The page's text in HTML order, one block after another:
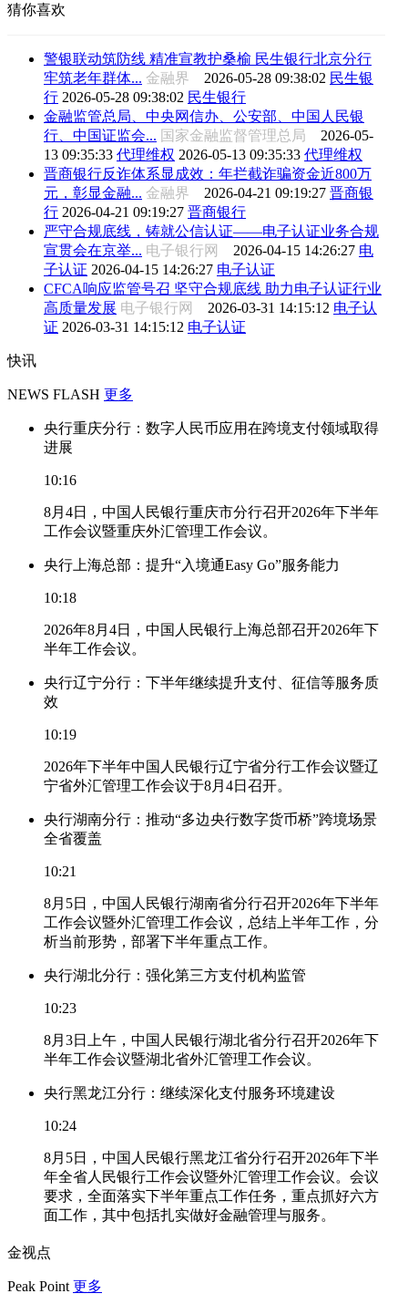
猜你喜欢
警银联动筑防线 精准宣教护桑榆 民生银行北京分行
牢筑老年群体... 金融界 2026-05-28 09:38:02 民生银
行 2026-05-28 09:38:02 民生银行
金融监管总局、中央网信办、公安部、中国人民银
行、中国证监会... 国家金融监督管理总局 2026-05-
13 09:35:33 代理维权 2026-05-13 09:35:33 代理维权
晋商银行反诈体系显成效：年拦截诈骗资金近800万
元，彰显金融... 金融界 2026-04-21 09:19:27 晋商银
行 2026-04-21 09:19:27 晋商银行
严守合规底线，铸就公信认证——电子认证业务合规
宣贯会在京举... 电子银行网 2026-04-15 14:26:27 电
子认证 2026-04-15 14:26:27 电子认证
CFCA响应监管号召 坚守合规底线 助力电子认证行业
高质量发展 电子银行网 2026-03-31 14:15:12 电子认
证 2026-03-31 14:15:12 电子认证
快讯
NEWS FLASH 更多
央行重庆分行：数字人民币应用在跨境支付领域取得
进展
10:16
8月4日，中国人民银行重庆市分行召开2026年下半年
工作会议暨重庆外汇管理工作会议。
央行上海总部：提升“入境通Easy Go”服务能力
10:18
2026年8月4日，中国人民银行上海总部召开2026年下
半年工作会议。
央行辽宁分行：下半年继续提升支付、征信等服务质
效
10:19
2026年下半年中国人民银行辽宁省分行工作会议暨辽
宁省外汇管理工作会议于8月4日召开。
央行湖南分行：推动“多边央行数字货币桥”跨境场景
全省覆盖
10:21
8月5日，中国人民银行湖南省分行召开2026年下半年
工作会议暨外汇管理工作会议，总结上半年工作，分
析当前形势，部署下半年重点工作。
央行湖北分行：强化第三方支付机构监管
10:23
8月3日上午，中国人民银行湖北省分行召开2026年下
半年工作会议暨湖北省外汇管理工作会议。
央行黑龙江分行：继续深化支付服务环境建设
10:24
8月5日，中国人民银行黑龙江省分行召开2026年下半
年全省人民银行工作会议暨外汇管理工作会议。会议
要求，全面落实下半年重点工作任务，重点抓好六方
面工作，其中包括扎实做好金融管理与服务。
金视点
Peak Point 更多